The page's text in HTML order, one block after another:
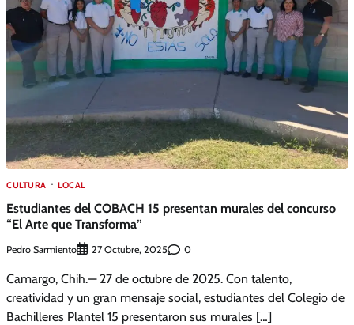
CULTURA LOCAL
Estudiantes del COBACH 15 presentan murales del concurso
“El Arte que Transforma”
Pedro Sarmiento 27 Octubre, 2025 0
Camargo, Chih.— 27 de octubre de 2025. Con talento,
creatividad y un gran mensaje social, estudiantes del Colegio de
Bachilleres Plantel 15 presentaron sus murales […]